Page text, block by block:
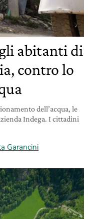
abitanti di
contro lo
dell’acqua, le
Indega. I cittadini
Garancini